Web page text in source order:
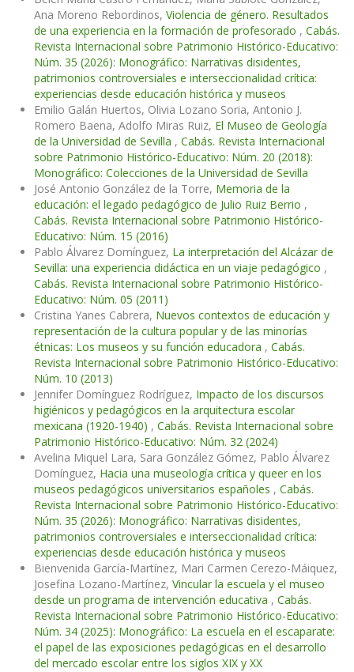
Ana Moreno Rebordinos, Violencia de género. Resultados
de una experiencia en la formación de profesorado , Cabás.
Revista Internacional sobre Patrimonio Histórico-Educativo:
Núm. 35 (2026): Monográfico: Narrativas disidentes,
patrimonios controversiales e interseccionalidad crítica:
experiencias desde educación histórica y museos
Emilio Galán Huertos, Olivia Lozano Soria, Antonio J.
Romero Baena, Adolfo Miras Ruiz, El Museo de Geología
de la Universidad de Sevilla , Cabás. Revista Internacional
sobre Patrimonio Histórico-Educativo: Núm. 20 (2018):
Monográfico: Colecciones de la Universidad de Sevilla
José Antonio González de la Torre, Memoria de la
educación: el legado pedagógico de Julio Ruiz Berrio ,
Cabás. Revista Internacional sobre Patrimonio Histórico-
Educativo: Núm. 15 (2016)
Pablo Álvarez Domínguez, La interpretación del Alcázar de
Sevilla: una experiencia didáctica en un viaje pedagógico ,
Cabás. Revista Internacional sobre Patrimonio Histórico-
Educativo: Núm. 05 (2011)
Cristina Yanes Cabrera, Nuevos contextos de educación y
representación de la cultura popular y de las minorías
étnicas: Los museos y su función educadora , Cabás.
Revista Internacional sobre Patrimonio Histórico-Educativo:
Núm. 10 (2013)
Jennifer Domínguez Rodríguez, Impacto de los discursos
higiénicos y pedagógicos en la arquitectura escolar
mexicana (1920-1940) , Cabás. Revista Internacional sobre
Patrimonio Histórico-Educativo: Núm. 32 (2024)
Avelina Miquel Lara, Sara González Gómez, Pablo Álvarez
Domínguez, Hacia una museología crítica y queer en los
museos pedagógicos universitarios españoles , Cabás.
Revista Internacional sobre Patrimonio Histórico-Educativo:
Núm. 35 (2026): Monográfico: Narrativas disidentes,
patrimonios controversiales e interseccionalidad crítica:
experiencias desde educación histórica y museos
Bienvenida García-Martínez, Mari Carmen Cerezo-Máiquez,
Josefina Lozano-Martínez, Vincular la escuela y el museo
desde un programa de intervención educativa , Cabás.
Revista Internacional sobre Patrimonio Histórico-Educativo:
Núm. 34 (2025): Monográfico: La escuela en el escaparate:
el papel de las exposiciones pedagógicas en el desarrollo
del mercado escolar entre los siglos XIX y XX